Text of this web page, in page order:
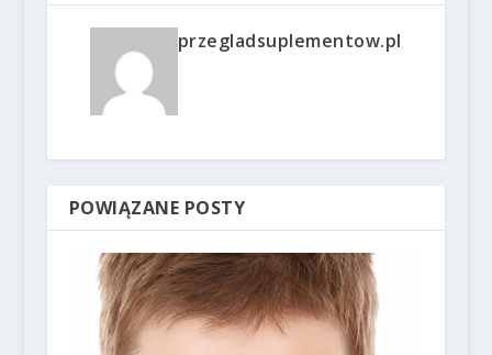
przegladsuplementow.pl
POWIĄZANE POSTY